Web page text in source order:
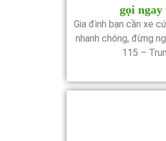
gọi ngay
Gia đình bạn cần xe
nhanh chóng, đừng
115 –